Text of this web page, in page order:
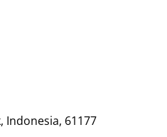
Indonesia, 61177